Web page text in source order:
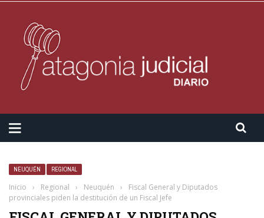
NEUQUÉN REGIONAL
Inicio › Regional › Neuquén ›
Fiscal General y Diputados
provinciales piden la destitución de un Fiscal Jefe